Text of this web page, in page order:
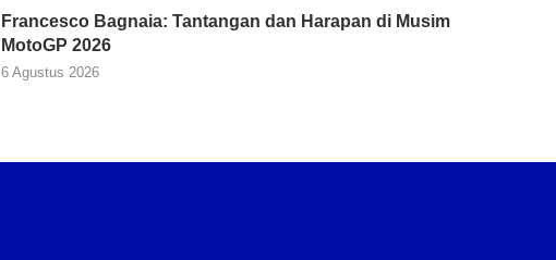
Francesco Bagnaia: Tantangan dan Harapan di Musim
MotoGP 2026
6 Agustus 2026